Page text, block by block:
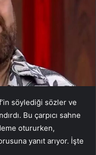
söylediği sözler ve
Bu çarpıcı sahne
otururken,
yanıt arıyor. İşte